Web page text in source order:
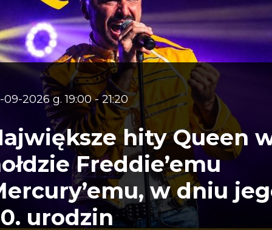
09-2026 g. 19:00 - 21:20
hity Queen
Freddie’emu
w dniu
urodzin